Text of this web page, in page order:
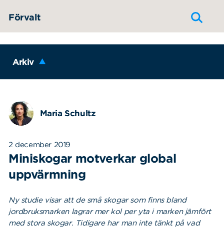
Förvalt
Arkiv
Maria Schultz
2 december 2019
Miniskogar motverkar global
uppvärmning
Ny studie visar att de små skogar som finns bland
jordbruksmarken lagrar mer kol per yta i marken jämfört
med stora skogar. Tidigare har man inte tänkt på vad